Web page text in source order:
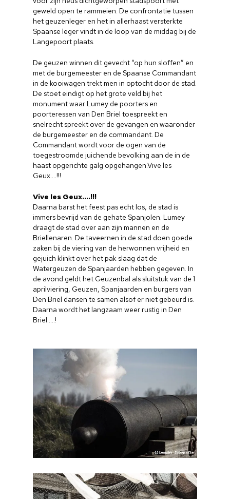
geweld open te rammeien. De confrontatie tussen
het geuzenleger en het in allerhaast versterkte
Spaanse leger vindt in de loop van de middag bij de
Langepoort plaats.
De geuzen winnen dit gevecht “op hun sloffen” en
met de burgemeester en de Spaanse Commandant
in de kooiwagen trekt men in optocht door de stad.
De stoet eindigt op het grote veld bij het
monument waar Lumey de poorters en
poorteressen van Den Briel toespreekt en
snelrecht spreekt over de gevangen en waaronder
de burgemeester en de commandant. De
Commandant wordt voor de ogen van de
toegestroomde juichende bevolking aan de in de
haast opgerichte galg opgehangen.Vive les
Geux….!!!
Vive les Geux….!!!
Daarna barst het feest pas echt los, de stad is
immers bevrijd van de gehate Spanjolen. Lumey
draagt de stad over aan zijn mannen en de
Briellenaren. De taveernen in de stad doen goede
zaken bij de viering van de herwonnen vrijheid en
gejuich klinkt over het pak slaag dat de
Watergeuzen de Spanjaarden hebben gegeven. In
de avond geldt het Geuzenbal als sluitstuk van de 1
aprilviering, Geuzen, Spanjaarden en burgers van
Den Briel dansen te samen alsof er niet gebeurd is.
Daarna wordt het langzaam weer rustig in Den
Briel…..!
Home
Cultuuragenda
Voor
Over ons
Nieuwsbrief
Doneren